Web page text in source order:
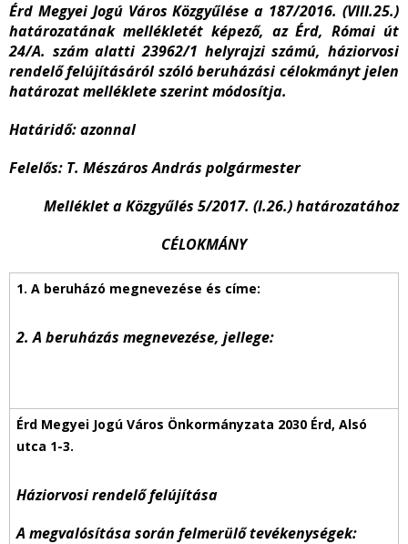
Érd Megyei Jogú Város Közgyűlése a 187/2016. (VIII.25.)
határozatának mellékletét képező, az Érd, Római út
24/A. szám alatti 23962/1 helyrajzi számú, háziorvosi
rendelő felújításáról szóló beruházási célokmányt jelen
határozat melléklete szerint módosítja.
Határidő:azonnal
Felelős: T. Mészáros András polgármester
Melléklet a Közgyűlés 5/2017. (I.26.) határozatához
CÉLOKMÁNY
2. A beruházás megnevezése, jellege:
Háziorvosi rendelő felújítása
A megvalósítása során felmerülő tevékenységek: